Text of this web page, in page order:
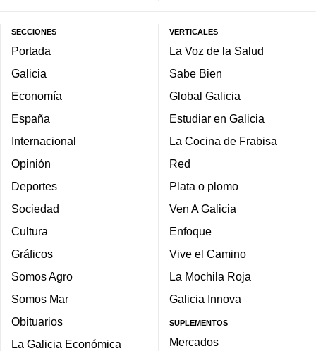
SECCIONES
Portada
Galicia
Economía
España
Internacional
Opinión
Deportes
Sociedad
Cultura
Gráficos
Somos Agro
Somos Mar
Obituarios
La Galicia Económica
VERTICALES
La Voz de la Salud
Sabe Bien
Global Galicia
Estudiar en Galicia
La Cocina de Frabisa
Red
Plata o plomo
Ven A Galicia
Enfoque
Vive el Camino
La Mochila Roja
Galicia Innova
SUPLEMENTOS
Mercados